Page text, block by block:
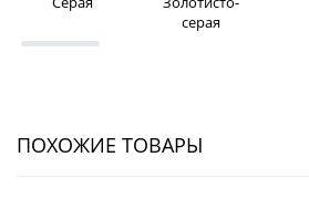
серая
ПОХОЖИЕ ТОВАРЫ